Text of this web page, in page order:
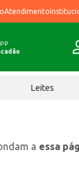
Atendimento
Leites
a essa